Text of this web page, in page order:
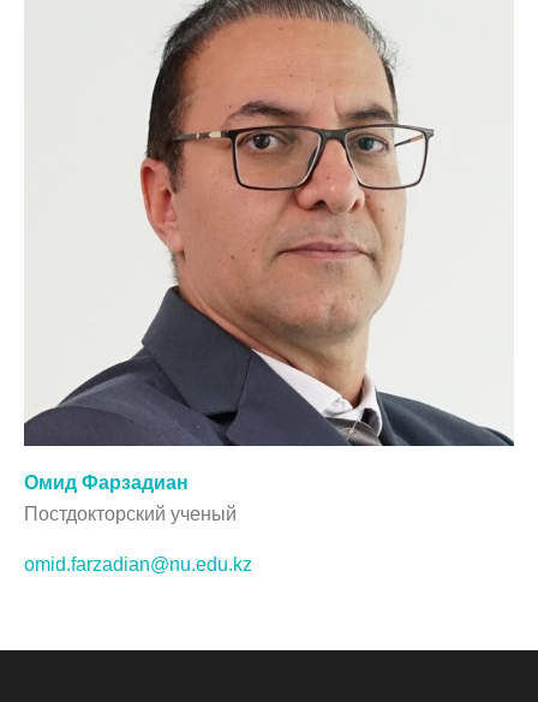
Омид Фарзадиан
Постдокторский ученый
omid.farzadian@nu.edu.kz